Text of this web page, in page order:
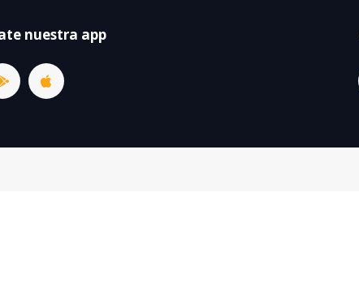
nuestra app